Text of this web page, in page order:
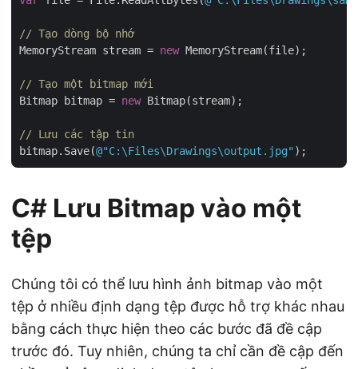
// Tạo dòng bộ nhớ
MemoryStream stream = new MemoryStream(file);
// Tạo một bitmap mới
Bitmap bitmap = new Bitmap(stream);
// Lưu các tập tin
bitmap.Save(@"C:\Files\Drawings\output.jpg"
C# Lưu Bitmap vào một
tệp
Chúng tôi có thể lưu hình ảnh bitmap vào một
tệp ở nhiều định dạng tệp được hỗ trợ khác nhau
bằng cách thực hiện theo các bước đã đề cập
trước đó. Tuy nhiên, chúng ta chỉ cần đề cập đến